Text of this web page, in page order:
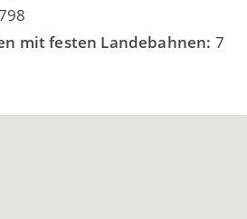
mit festen Landebahnen: 7